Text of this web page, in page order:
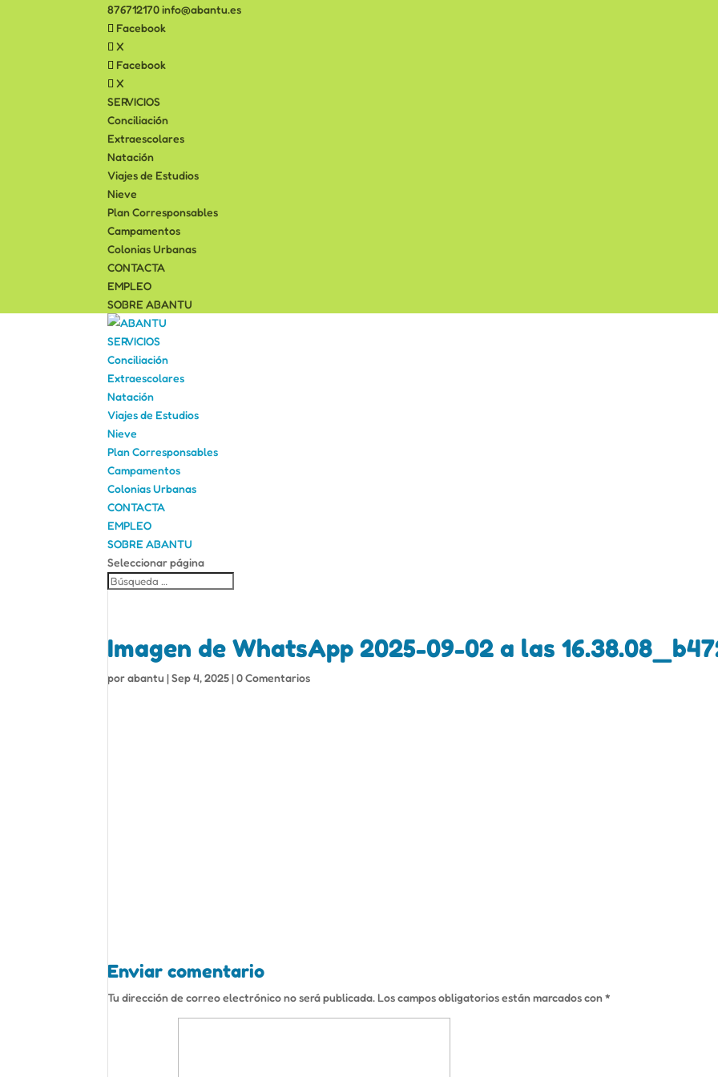
876712170 info@abantu.es
Facebook
X
Facebook
X
SERVICIOS
Conciliación
Extraescolares
Natación
Viajes de Estudios
Nieve
Plan Corresponsables
Campamentos
Colonias Urbanas
CONTACTA
EMPLEO
SOBRE ABANTU
SERVICIOS
Conciliación
Extraescolares
Natación
Viajes de Estudios
Nieve
Plan Corresponsables
Campamentos
Colonias Urbanas
CONTACTA
EMPLEO
SOBRE ABANTU
Seleccionar página
Imagen de WhatsApp 2025-09-02 a las
porabantu |Sep 4, 2025|0 Comentarios
Enviar comentario
Tu dirección de correo electrónico no será publicada. Los campos obligatorios están marcados con*